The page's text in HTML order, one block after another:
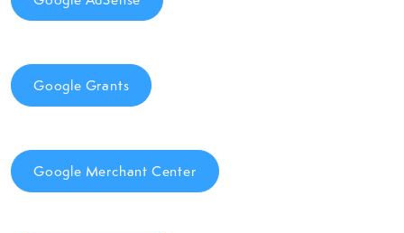
Google Grants
Google Merchant Center